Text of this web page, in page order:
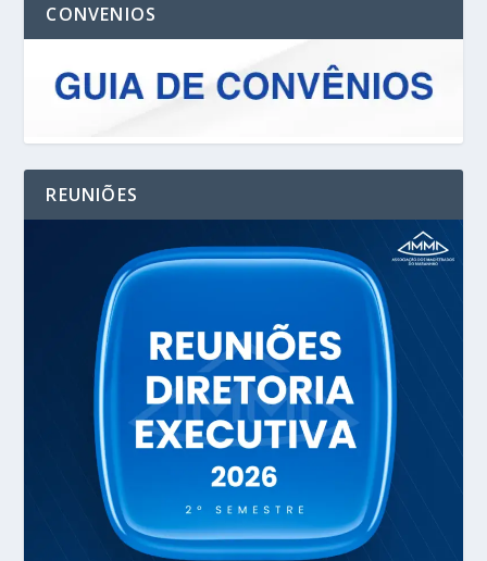
CONVENIOS
REUNIÕES